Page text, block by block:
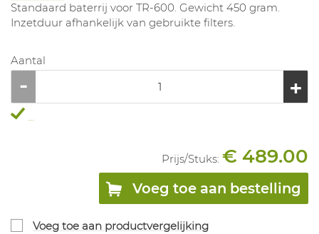
Standaard baterrij voor TR-600. Gewicht 450 gram.
Inzetduur afhankelijk van gebruikte filters.
Aantal
...
Prijs/Stuks: € 489.00
Voeg toe aan bestelling
Voeg toe aan productvergelijking